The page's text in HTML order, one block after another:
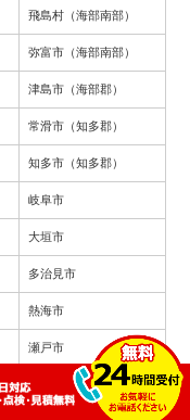
飛島村（海部南部）
弥富市（海部南部）
津島市（海部郡）
常滑市（知多郡）
知多市（知多郡）
岐阜市
大垣市
多治見市
熱海市
瀬戸市
豊川市